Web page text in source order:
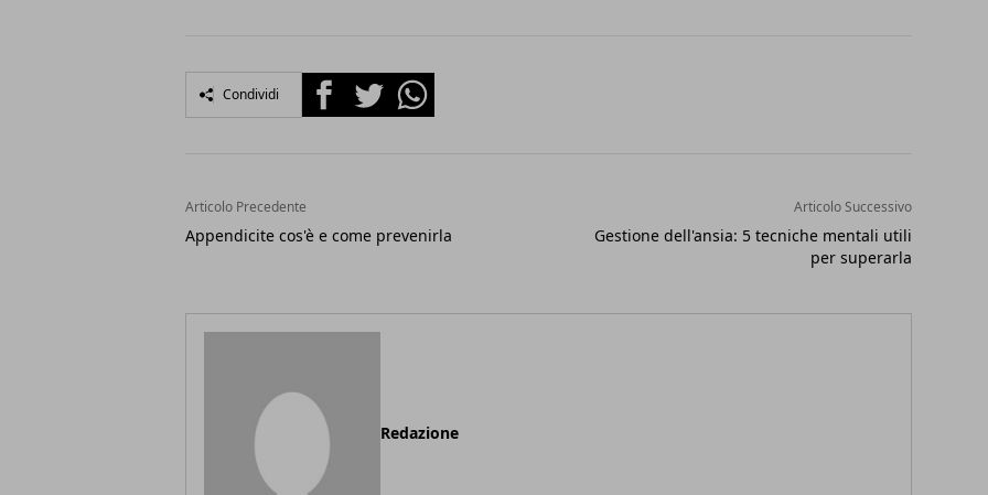
Condividi FacebookTwitterWhatsapp
Articolo Precedente
Appendicite cos'è e come prevenirla
Articolo Successivo
Gestione dell'ansia: 5 tecniche mentali utili
per superarla
Redazione